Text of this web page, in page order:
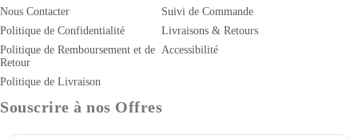
Nous Contacter
Politique de Confidentialité
Politique de Remboursement et de
Retour
Politique de Livraison
Suivi de Commande
Livraisons & Retours
Accessibilité
Souscrire à nos Offres